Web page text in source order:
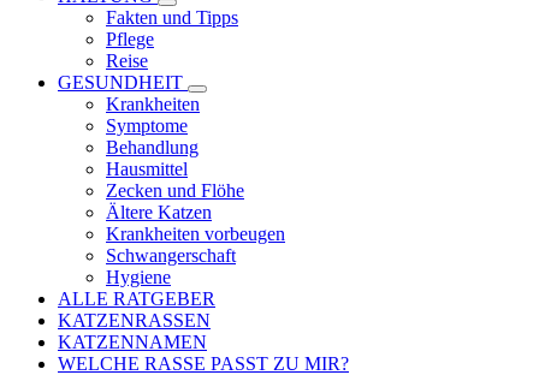
Fakten und Tipps
Pflege
Reise
GESUNDHEIT
Krankheiten
Symptome
Behandlung
Hausmittel
Zecken und Flöhe
Ältere Katzen
Krankheiten vorbeugen
Schwangerschaft
Hygiene
ALLE RATGEBER
KATZENRASSEN
KATZENNAMEN
WELCHE RASSE PASST ZU MIR?